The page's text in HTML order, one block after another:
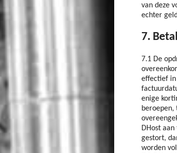
van deze
echter
7.
7.1 De
effectief in
enige
DHost
gestort,
worden